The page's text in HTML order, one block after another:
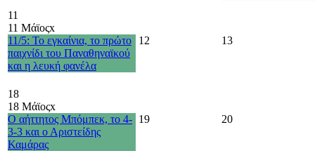
11
11 Μάϊοςx
11/5: Το εγκαίνια, το πρώτο
παιχνίδι του Παναθηναϊκού
και η λευκή φανέλα
12 13
18
18 Μάϊοςx
Ο αήττητος Μπόμπεκ, το 4-
3-3 και ο Αριστείδης
Καμάρας
19 20